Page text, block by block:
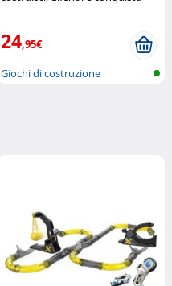
24,95€
Giochi di costruzione